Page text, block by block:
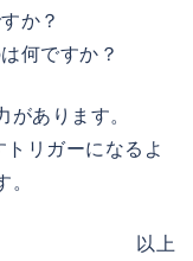
か？
何ですか？
あります。
リガーになるよ
以上